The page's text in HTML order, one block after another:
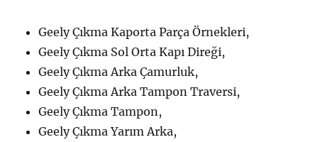
Geely Çıkma Kaporta Parça Örnekleri,
Geely Çıkma Sol Orta Kapı Direği,
Geely Çıkma Arka Çamurluk,
Geely Çıkma Arka Tampon Traversi,
Geely Çıkma Tampon,
Geely Çıkma Yarım Arka,